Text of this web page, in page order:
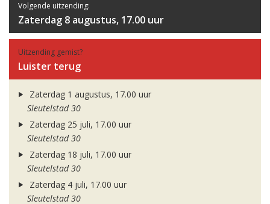
Volgende uitzending:
Zaterdag 8 augustus, 17.00 uur
Uitzending gemist?
Luister terug
Zaterdag 1 augustus, 17.00 uur
Sleutelstad 30
Zaterdag 25 juli, 17.00 uur
Sleutelstad 30
Zaterdag 18 juli, 17.00 uur
Sleutelstad 30
Zaterdag 4 juli, 17.00 uur
Sleutelstad 30